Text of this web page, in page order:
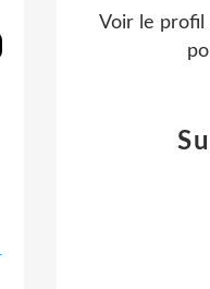
Voir le profil